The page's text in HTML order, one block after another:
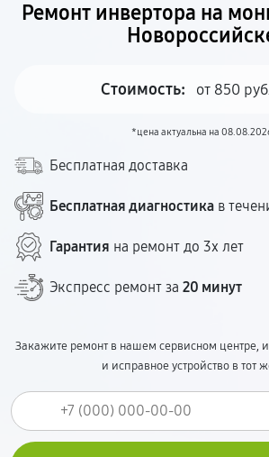
Ремонт инвертора на
Стоимость: от 850
*цена актуальна на
Бесплатная доставка
Бесплатная диагностика в
Гарантия на ремонт до 3х лет
Экспресс ремонт за 20 минут
Закажите ремонт в нашем сервисном центре,
и исправное устройство в тот